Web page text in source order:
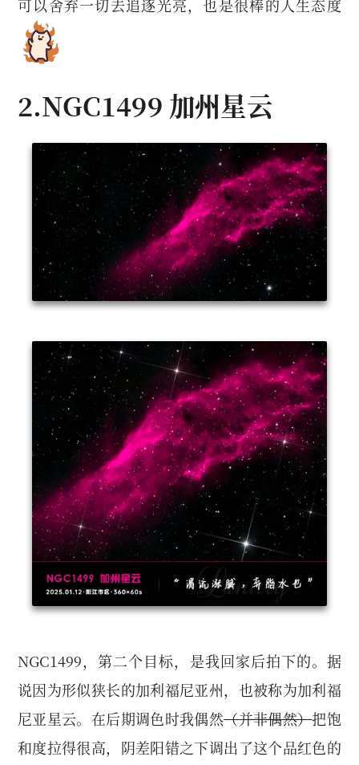
可以舍弃一切去追逐光亮，也是很棒的人生态度
2.NGC1499 加州星云
NGC1499，第二个目标，是我回家后拍下的。据
说因为形似狭长的加利福尼亚州，也被称为加利福
尼亚星云。在后期调色时我偶然（并非偶然）把饱
和度拉得很高，阴差阳错之下调出了这个品红色的